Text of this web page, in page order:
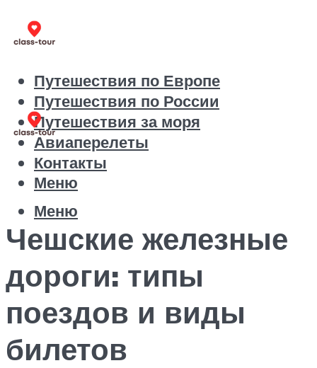
Путешествия по Европе
Путешествия по России
Путешествия за моря
Авиаперелеты
Контакты
Меню
Меню
Чешские железные
дороги: типы
поездов и виды
билетов